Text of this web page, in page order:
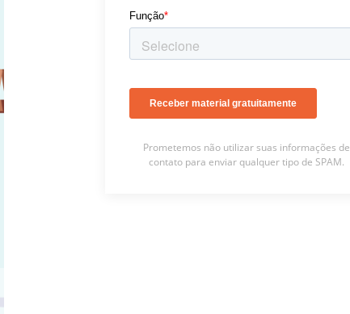
Prometemos não utilizar suas informações de
contato para enviar qualquer tipo de SPAM.